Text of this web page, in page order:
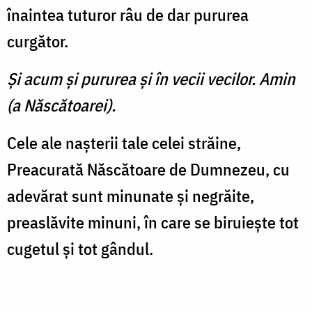
înaintea tuturor râu de dar pururea
curgător.
Şi acum şi pururea şi în vecii vecilor. Amin
(a Născătoarei).
Cele ale naşterii tale celei străine,
Preacurată Născătoare de Dumnezeu, cu
adevărat sunt minunate şi negrăite,
preaslăvite minuni, în care se biruieşte tot
cugetul şi tot gândul.